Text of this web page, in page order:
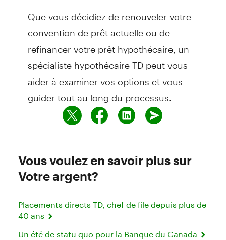
Que vous décidiez de renouveler votre
convention de prêt actuelle ou de
refinancer votre prêt hypothécaire, un
spécialiste hypothécaire TD peut vous
aider à examiner vos options et vous
guider tout au long du processus.
Vous voulez en savoir plus sur
Votre argent?
Placements directs TD, chef de file depuis plus de
40 ans
Un été de statu quo pour la Banque du Canada